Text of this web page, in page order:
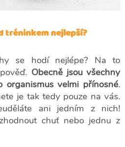
tréninkem nejlepší?
se hodí nejlépe? Na to
Obecně jsou všechny
organismus velmi přínosné.
je tak tedy pouze na vás.
ani jedním z nich!
chuť nebo jednu z